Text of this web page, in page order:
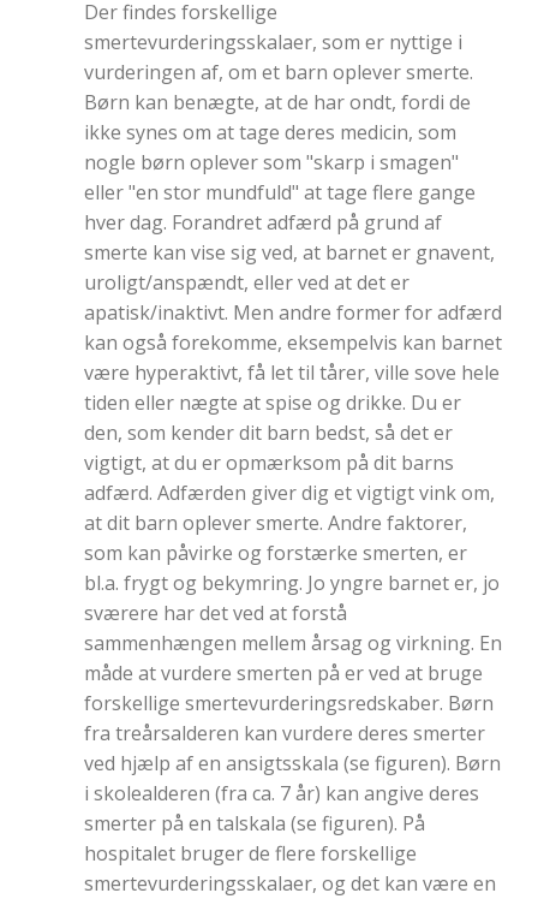
Der findes forskellige
smertevurderingsskalaer, som er nyttige i
vurderingen af, om et barn oplever smerte.
Børn kan benægte, at de har ondt, fordi de
ikke synes om at tage deres medicin, som
nogle børn oplever som "skarp i smagen"
eller "en stor mundfuld" at tage flere gange
hver dag. Forandret adfærd på grund af
smerte kan vise sig ved, at barnet er gnavent,
uroligt/anspændt, eller ved at det er
apatisk/inaktivt. Men andre former for adfærd
kan også forekomme, eksempelvis kan barnet
være hyperaktivt, få let til tårer, ville sove hele
tiden eller nægte at spise og drikke. Du er
den, som kender dit barn bedst, så det er
vigtigt, at du er opmærksom på dit barns
adfærd. Adfærden giver dig et vigtigt vink om,
at dit barn oplever smerte. Andre faktorer,
som kan påvirke og forstærke smerten, er
bl.a. frygt og bekymring. Jo yngre barnet er, jo
sværere har det ved at forstå
sammenhængen mellem årsag og virkning. En
måde at vurdere smerten på er ved at bruge
forskellige smertevurderingsredskaber. Børn
fra treårsalderen kan vurdere deres smerter
ved hjælp af en ansigtsskala (se figuren). Børn
i skolealderen (fra ca. 7 år) kan angive deres
smerter på en talskala (se figuren). På
hospitalet bruger de flere forskellige
smertevurderingsskalaer, og det kan være en